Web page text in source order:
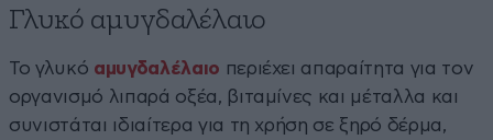
Γλυκό αμυγδαλέλαιο
Το γλυκό αμυγδαλέλαιο περιέχει απαραίτητα για τον
οργανισμό λιπαρά οξέα, βιταμίνες και μέταλλα και
συνιστάται ιδιαίτερα για τη χρήση σε ξηρό δέρμα,